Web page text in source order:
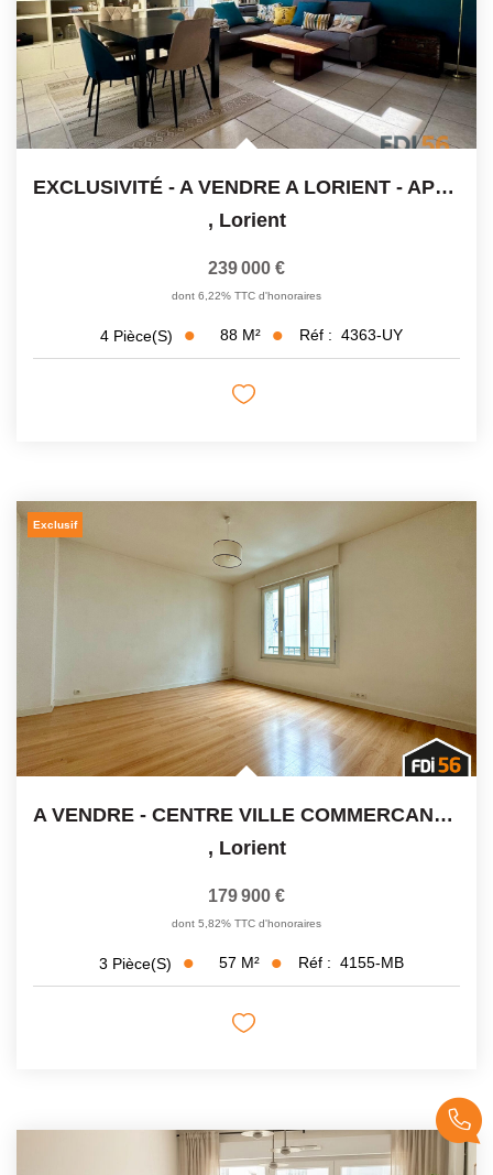
EXCLUSIVITÉ - A VENDRE A LORIENT - APPARTEMENT 4 PIECES -...
, Lorient
239 000 €
dont 6,22% TTC d'honoraires
4 Pièce(s) 88 M² Réf : 4363-UY
Exclusif
A VENDRE - CENTRE VILLE COMMERCANTS - APPARTEMENT T3 -...
, Lorient
179 900 €
dont 5,82% TTC d'honoraires
3 Pièce(s) 57 M² Réf : 4155-MB